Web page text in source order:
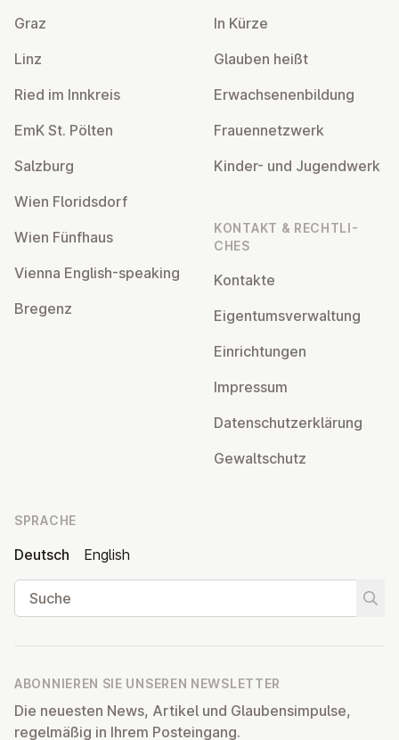
Graz
Linz
Ried im Innkreis
EmK St. Pölten
Salzburg
Wien Flo­rids­dorf
Wien Fünfhaus
Vienna English-speaking
Bregenz
In Kürze
Glauben heißt
Er­wach­se­nen­bil­dung
Frau­en­netz­werk
Kinder- und Ju­gend­werk
KONTAKT & RECHT­LI­
CHES
Kontakte
Ei­gen­tums­ver­wal­tung
Ein­rich­tun­gen
Impressum
Da­ten­schutz­er­klä­rung
Ge­walt­schutz
SPRACHE
Deutsch
English
Suche
ABONNIEREN SIE UNSEREN NEWSLETTER
Die neuesten News, Artikel und Glaubensimpulse,
regelmäßig in Ihrem Posteingang.